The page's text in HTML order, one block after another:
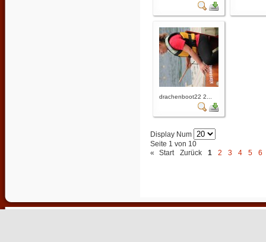
drachenboot22 2...
Display Num
Seite 1 von 10
«
Start Zurück 1 2 3 4 5 6